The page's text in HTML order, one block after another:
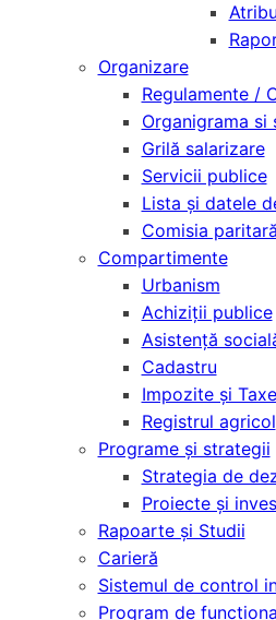
Organizare
Regulamente /
Organigrama
Grilă salarizare
Servicii publice
Lista și datele
Comisia
Compartimente
Urbanism
Achiziții publice
Asistență
Cadastru
Impozite și Taxe
Registrul agricol
Programe și strategii
Strategia de
Proiecte și
Rapoarte și Studii
Carieră
Sistemul de control
Program de